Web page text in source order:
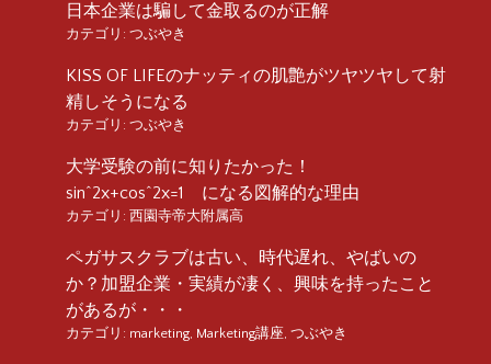
日本企業は騙して金取るのが正解
カテゴリ: つぶやき
KISS OF LIFEのナッティの肌艶がツヤツヤして射
精しそうになる
カテゴリ: つぶやき
大学受験の前に知りたかった！
sin^2x+cos^2x=1 になる図解的な理由
カテゴリ: 西園寺帝大附属高
ペガサスクラブは古い、時代遅れ、やばいの
か？加盟企業・実績が凄く、興味を持ったこと
があるが・・・
カテゴリ: marketing, Marketing講座, つぶやき